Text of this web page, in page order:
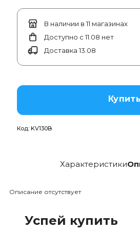
В наличии в 11 магазинах
Доступно с 11.08 нет
Доставка 13.08
Купить
Код: KV130B
Характеристики
Описание отсутствует
Успей купить